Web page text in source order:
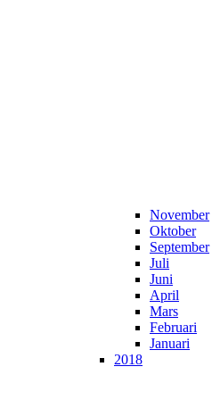
November
Oktober
September
Juli
Juni
April
Mars
Februari
Januari
2018